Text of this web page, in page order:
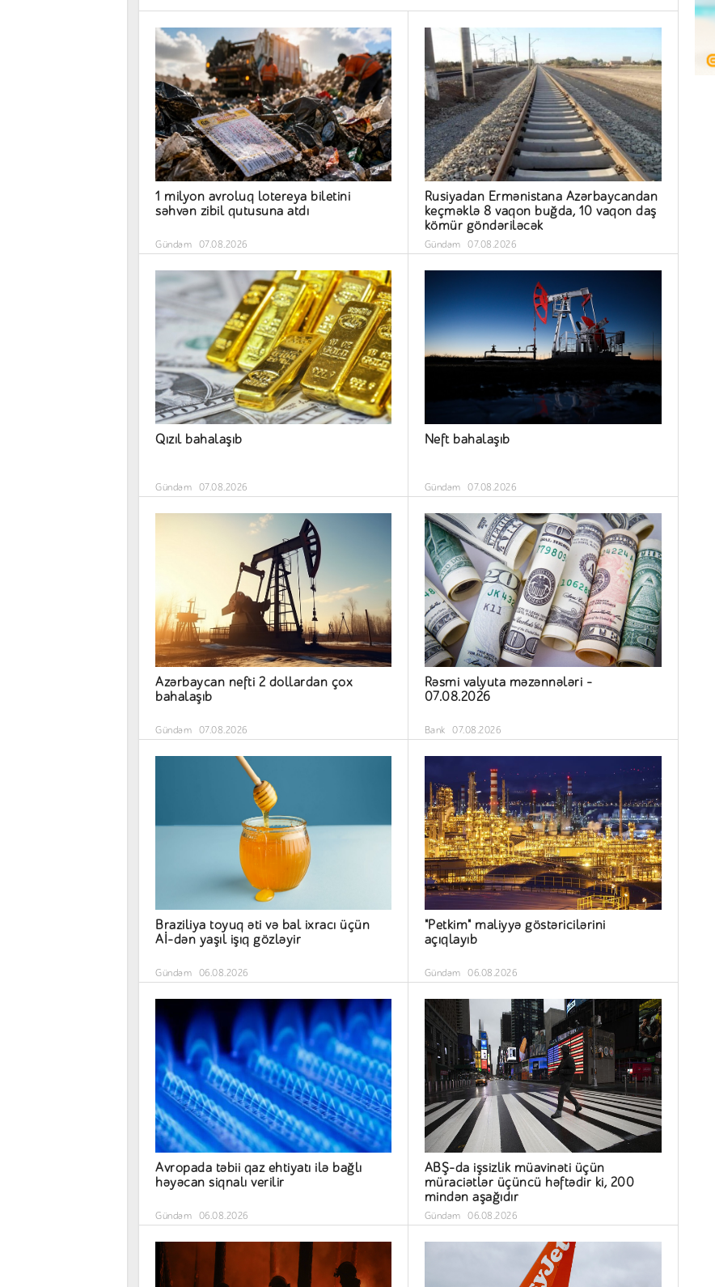
1 milyon avroluq lotereya biletini
səhvən zibil qutusuna atdı
Gündəm 07.08.2026
Rusiyadan Ermənistana Azərbaycandan
keçməklə 8 vaqon buğda, 10 vaqon daş
kömür göndəriləcək
Gündəm 07.08.2026
Qızıl bahalaşıb
Gündəm 07.08.2026
Neft bahalaşıb
Gündəm 07.08.2026
Azərbaycan nefti 2 dollardan çox
bahalaşıb
Gündəm 07.08.2026
Rəsmi valyuta məzənnələri –
07.08.2026
Bank 07.08.2026
Braziliya toyuq əti və bal ixracı üçün
Aİ-dən yaşıl işıq gözləyir
Gündəm 06.08.2026
"Petkim" maliyyə göstəricilərini
açıqlayıb
Gündəm 06.08.2026
Avropada təbii qaz ehtiyatı ilə bağlı
həyəcan siqnalı verilir
Gündəm 06.08.2026
ABŞ-da işsizlik müavinəti üçün
müraciətlər üçüncü həftədir ki, 200
mindən aşağıdır
Gündəm 06.08.2026